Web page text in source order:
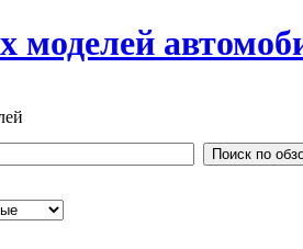
моделей
Поиск по